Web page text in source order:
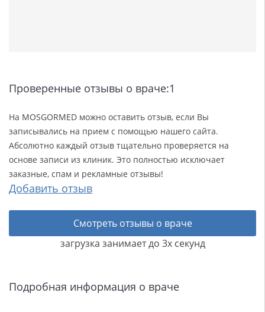
Проверенные отзывы о враче:1
На MOSGORMED можно оставить отзыв, если Вы
записывались на прием с помощью нашего сайта.
Абсолютно каждый отзыв тщательно проверяется на
основе записи из клиник. Это полностью исключает
заказные, спам и рекламные отзывы!
Добавить отзыв
Смотреть отзывы о враче
загрузка занимает до 3х секунд
Подробная информация о враче